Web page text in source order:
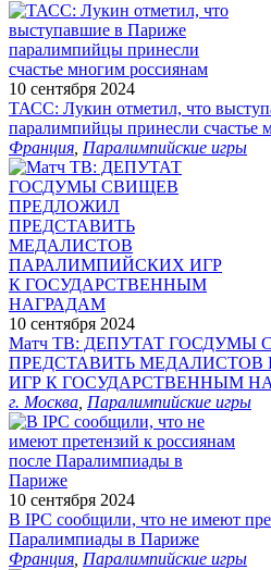
10 сентября 2024
ТАСС: Лукин отметил, что
паралимпийцы принесли счастье
Франция Паралимпийские игры
10 сентября 2024
Матч ТВ: ДЕПУТАТ
ПРЕДСТАВИТЬ
ИГР К ГОСУДАРСТВЕННЫМ
г. Москва Паралимпийские игры
10 сентября 2024
В IPC сообщили, что не имеют
Паралимпиады в Париже
Франция Паралимпийские игры